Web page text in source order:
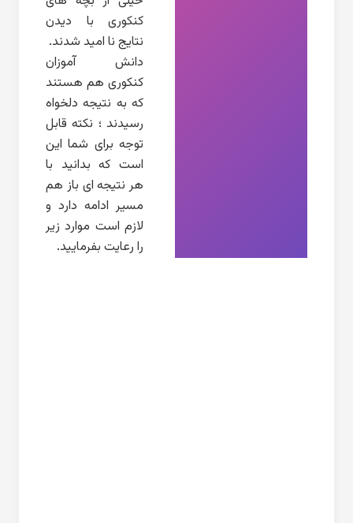
کنکوری با دیدن
نتایج نا امید شدند.
دانش آموزان
کنکوری هم هستند
که به نتیجه دلخواه
رسیدند ؛ نکته قابل
توجه برای شما این
است که بدانید با
هر نتیجه ای باز هم
مسیر ادامه دارد و
لازم است موارد زیر
را رعایت بفرمایید.